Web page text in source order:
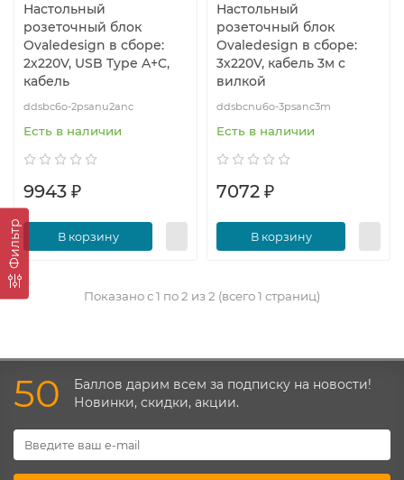
Фильтр
Настольный
розеточный блок
Ovaledesign в сборе:
2х220V, USB Type A+C,
кабель
ddsbc6o-2psanu2anc
Есть в наличии
9943 ₽
В корзину
Настольный
розеточный блок
Ovaledesign в сборе:
3х220V, кабель 3м с
вилкой
ddsbcnu6o-3psanc3m
Есть в наличии
7072 ₽
В корзину
Показано с 1 по 2 из 2 (всего 1 страниц)
50
Баллов дарим всем за подписку на новости!
Новинки, скидки, акции.